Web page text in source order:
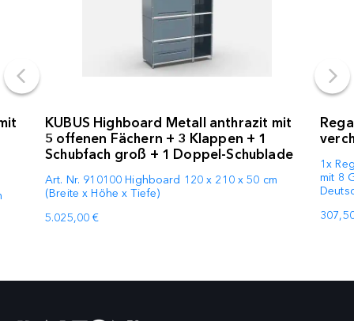
KUBUS Highboard Metall anthrazit mit
5 offenen Fächern + 3 Klappen + 1
Schubfach groß + 1 Doppel-Schublade
Art. Nr. 910100 Highboard 120 x 210 x 50 cm
(Breite x Höhe x Tiefe)
5.025,00 €
1x
mit 8